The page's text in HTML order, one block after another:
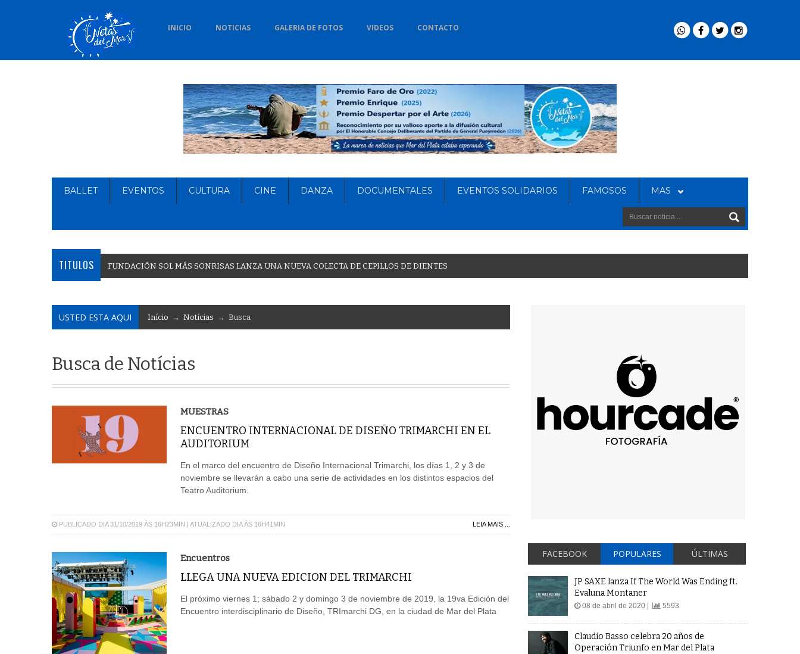
INICIO NOTICIAS GALERIA DE FOTOS VIDEOS CONTACTO
BALLET EVENTOS CULTURA CINE DANZA DOCUMENTALES EVENTOS SOLIDARIOS FAMOSOS MAS
TITULOS FUNDACIÓN SOL MÁS SONRISAS LANZA UNA NUEVA COLECTA DE CEPILLOS DE DIENTES
USTED ESTA AQUI Início → Notícias → Busca
Busca de Notícias
MUESTRAS
ENCUENTRO INTERNACIONAL DE DISEÑO TRIMARCHI EN EL
AUDITORIUM
En el marco del encuentro de Diseño Internacional Trimarchi, los días 1, 2 y 3 de
noviembre se llevarán a cabo una serie de actividades en los distintos espacios del
Teatro Auditorium.
PUBLICADO DIA 31/10/2019 ÀS 16H23MIN | ATUALIZADO DIA ÀS 16H41MIN LEIA MAIS ...
Encuentros
LLEGA UNA NUEVA EDICION DEL TRIMARCHI
El próximo viernes 1; sábado 2 y domingo 3 de noviembre de 2019, la 19va Edición del
Encuentro interdisciplinario de Diseño, TRImarchi DG, en la ciudad de Mar del Plata
FACEBOOK POPULARES ÚLTIMAS
JP SAXE lanza If The World Was Ending ft.
Evaluna Montaner
08 de abril de 2020 | 5593
Claudio Basso celebra 20 años de
Operación Triunfo en Mar del Plata